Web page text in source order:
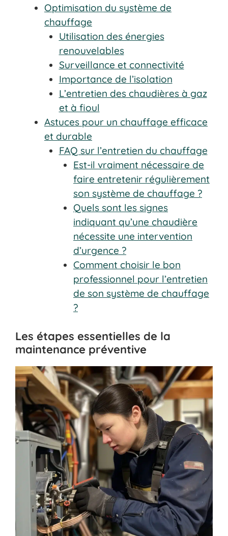
Optimisation du système de
chauffage
Utilisation des énergies
renouvelables
Surveillance et connectivité
Importance de l’isolation
L’entretien des chaudières à gaz
et à fioul
Astuces pour un chauffage efficace
et durable
FAQ sur l’entretien du chauffage
Est-il vraiment nécessaire de
faire entretenir régulièrement
son système de chauffage ?
Quels sont les signes
indiquant qu’une chaudière
nécessite une intervention
d’urgence ?
Comment choisir le bon
professionnel pour l’entretien
de son système de chauffage
?
Les étapes essentielles de la
maintenance préventive